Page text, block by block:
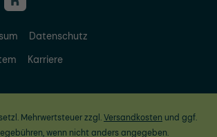
Datenschutz
Karriere
Mehrwertsteuer zzgl.Versandkosten und ggf.
wenn nicht anders angegeben.